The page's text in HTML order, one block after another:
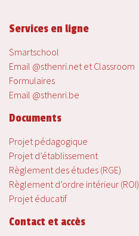
Services en ligne
Smartschool
Email @sthenri.net et Classroom
Formulaires
Email @sthenri.be
Documents
Projet pédagogique
Projet d’établissement
Règlement des études (RGE)
Règlement d’ordre intérieur (ROI)
Projet éducatif
Contact et accès